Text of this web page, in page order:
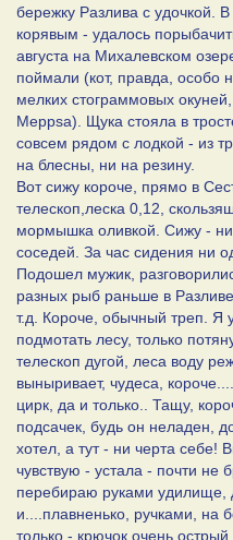
бережку Разлива с удочкой.
корявым - удалось
августа на Михалевском
поймали (кот, правда, особо
мелких стограммовых
Meppsa). Щука стояла в
совсем рядом с лодкой - из
на блесны, ни на резину.
Вот сижу короче, прямо в
телескоп,леска 0,12,
мормышка оливкой. Сижу -
соседей. За час сидения ни
Подошел мужик,
разных рыб раньше в
т.д. Короче, обычный треп. Я
подмотать лесу, только
телескоп дугой, леса воду
выныривает, чудеса,
цирк, да и только.. Тащу,
подсачек, будь он неладен,
хотел, а тут - ни черта себе!
чувствую - устала - почти не
перебираю руками удилище,
и....плавненько, ручками, на
только - крючок очень